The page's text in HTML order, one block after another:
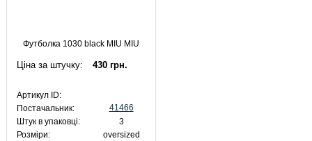
Футболка 1030 black MIU MIU
Ціна за штучку: 430 грн.
Артикул ID:
Постачальник:
41466
Штук в упаковці:
3
Розміри:
oversized